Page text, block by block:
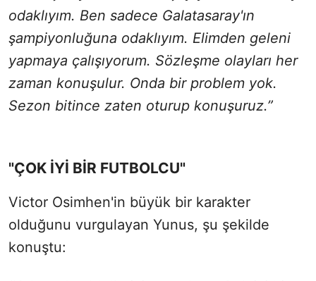
odaklıyım. Ben sadece Galatasaray'ın
şampiyonluğuna odaklıyım. Elimden geleni
yapmaya çalışıyorum. Sözleşme olayları her
zaman konuşulur. Onda bir problem yok.
Sezon bitince zaten oturup konuşuruz.”
"ÇOK İYİ BİR FUTBOLCU"
Victor Osimhen'in büyük bir karakter
olduğunu vurgulayan Yunus, şu şekilde
konuştu: